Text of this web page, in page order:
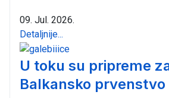
09. Jul. 2026.
Detaljnije...
U toku su pripreme
Balkansko prvenstvo